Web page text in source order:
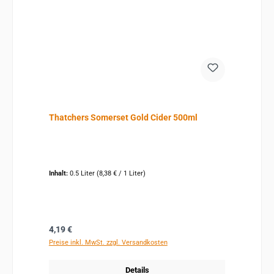
Thatchers Somerset Gold Cider 500ml
Inhalt: 0.5 Liter (8,38 € / 1 Liter)
Regulärer Preis:
4,19 €
Preise inkl. MwSt. zzgl. Versandkosten
Details